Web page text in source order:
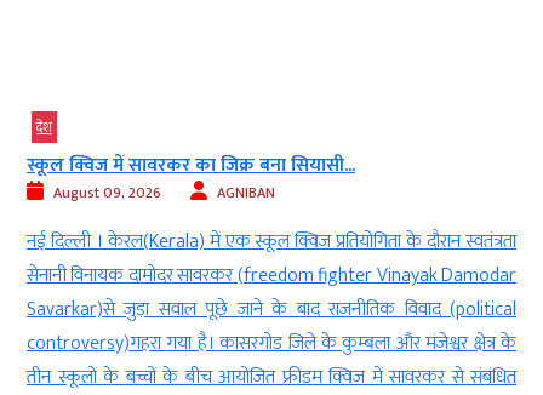
स्वतंत्रता
Damodar
(political
क्षेत्र के
से संबंधित
बारामती में फिर प्लेन क्रैश, प्रशिक्षण उड़ान के...
August 09, 2026
बारामती। पुणे के पास बारामती में एक बार फिर ट्रेनिंग विमान
सामने आया है। बारामती एयरपोर्ट के पास एक प्रशिक्षण विमान
गया। राहत की बात यह रही कि विमान में सवार ट्रेनी पायलट
जानकारी के मुताबिक रविवार दोपहर ट्रेनिंग उड़ान के दौरान यह
परिसर में […]